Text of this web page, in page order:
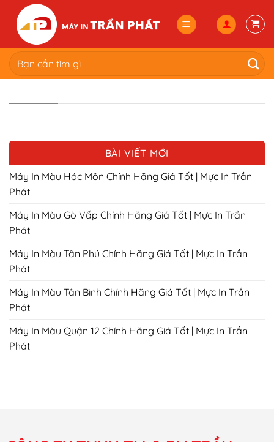
content
Tìm
kiếm:
BÀI VIẾT MỚI
Máy In Màu Hóc Môn Chính Hãng Giá Tốt | Mực In Trần
Phát
Máy In Màu Gò Vấp Chính Hãng Giá Tốt | Mực In Trần
Phát
Máy In Màu Tân Phú Chính Hãng Giá Tốt | Mực In Trần
Phát
Máy In Màu Tân Bình Chính Hãng Giá Tốt | Mực In Trần
Phát
Máy In Màu Quận 12 Chính Hãng Giá Tốt | Mực In Trần
Phát